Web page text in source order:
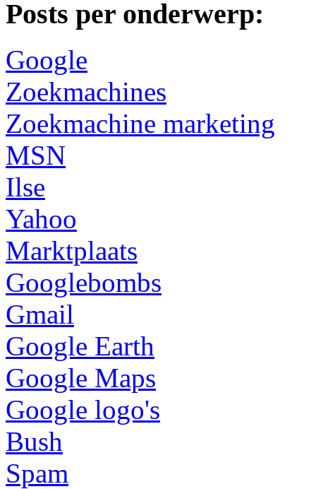
Posts per onderwerp:
Google
Zoekmachines
Zoekmachine marketing
MSN
Ilse
Yahoo
Marktplaats
Googlebombs
Gmail
Google Earth
Google Maps
Google logo's
Bush
Spam